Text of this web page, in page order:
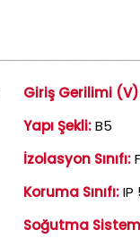
Giriş Gerilimi
Yapı Şekli:B5
İzolasyon Sınıfı:
Koruma Sınıfı:IP
Soğutma